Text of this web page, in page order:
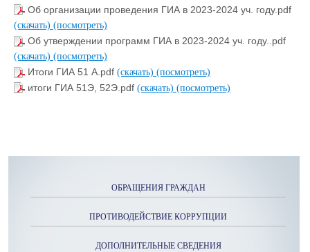
Об организации проведения ГИА в 2023-2024 уч. году.pdf
(скачать) (посмотреть)
Об утверждении программ ГИА в 2023-2024 уч. году..pdf
(скачать) (посмотреть)
Итоги ГИА 51 А.pdf (скачать) (посмотреть)
итоги ГИА 51Э, 52Э.pdf (скачать) (посмотреть)
ОБРАЩЕНИЯ ГРАЖДАН
ПРОТИВОДЕЙСТВИЕ КОРРУПЦИИ
ДОПОЛНИТЕЛЬНЫЕ СВЕДЕНИЯ